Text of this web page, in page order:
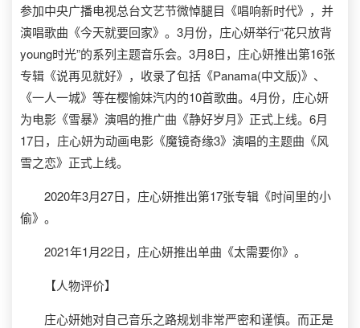
参加中央广播电视总台文艺节微悼腿目《唱响新时代》，并
演唱歌曲《今天就要回家》。3月份，庄心妍举行“花只放背
young时光”的系列主题音乐会。3月8日，庄心妍推出第16张
专辑《说再见就好》，收录了包括《Panama(中文版)》、
《一人一城》等在樱愉妹汽内的10首歌曲。4月份，庄心妍
为电影《雪暴》演唱的推广曲《静好岁月》正式上线。6月
17日，庄心妍为动画电影《魔镜奇缘3》演唱的主题曲《风
雪之恋》正式上线。
2020年3月27日，庄心妍推出第17张专辑《时间里的小
偷》。
2021年1月22日，庄心妍推出单曲《太需要你》。
【人物评价】
庄心妍她对自己音乐之路规划非常严密和谨慎。而正是